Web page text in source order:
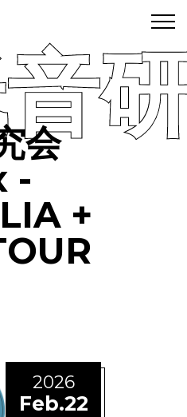
会
-
+
2026
Feb.22